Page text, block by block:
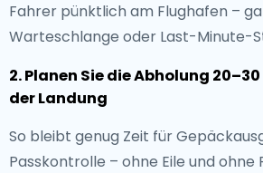
Fahrer pünktlich am Flughafen –
Warteschlange oder Last-Minute-
2. Planen Sie die Abholung
der Landung
So bleibt genug Zeit für
Passkontrolle – ohne Eile und ohne